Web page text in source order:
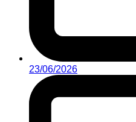
23/06/2026